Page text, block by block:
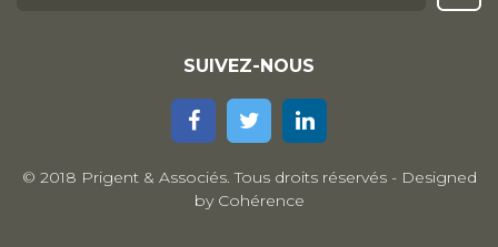
SUIVEZ-NOUS
© 2018 Prigent & Associés. Tous droits réservés - Designed
by Cohérence